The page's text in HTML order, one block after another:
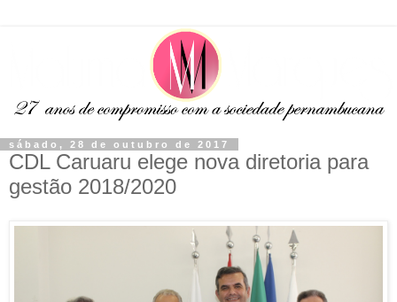
sábado, 28 de outubro de 2017
CDL Caruaru elege nova diretoria para
gestão 2018/2020